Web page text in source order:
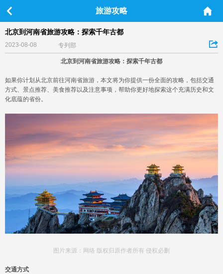
旅游攻略
北京到河南省旅游攻略：探索千年古都
2023-08-08 专列部
北京到河南省旅游攻略：探索千年古都
如果你计划从北京前往河南省旅游，本文将为你提供一份全面的攻略，包括交通
方式、景点推荐、美食推荐以及注意事项，帮助你更好地探索这个充满历史和文
化底蕴的省份。
图片来源：网络 版权归原作者所有 侵权必删
交通方式